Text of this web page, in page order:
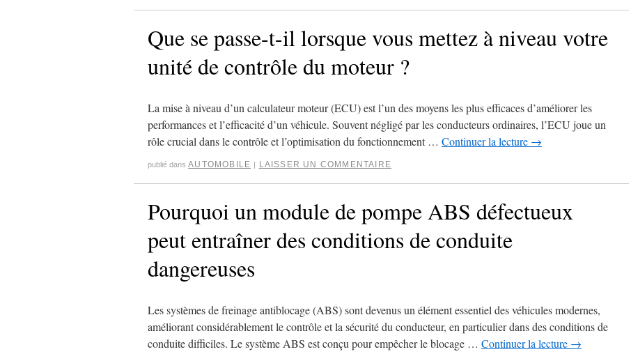
Que se passe-t-il lorsque vous mettez à niveau votre
unité de contrôle du moteur ?
La mise à niveau d’un calculateur moteur (ECU) est l’un des moyens les plus efficaces d’améliorer les
performances et l’efficacité d’un véhicule. Souvent négligé par les conducteurs ordinaires, l’ECU joue un
rôle crucial dans le contrôle et l’optimisation du fonctionnement … Continuer la lecture →
publié dans AUTOMOBILE | LAISSER UN COMMENTAIRE
Pourquoi un module de pompe ABS défectueux
peut entraîner des conditions de conduite
dangereuses
Les systèmes de freinage antiblocage (ABS) sont devenus un élément essentiel des véhicules modernes,
améliorant considérablement le contrôle et la sécurité du conducteur, en particulier dans des conditions de
conduite difficiles. Le système ABS est conçu pour empêcher le blocage … Continuer la lecture →